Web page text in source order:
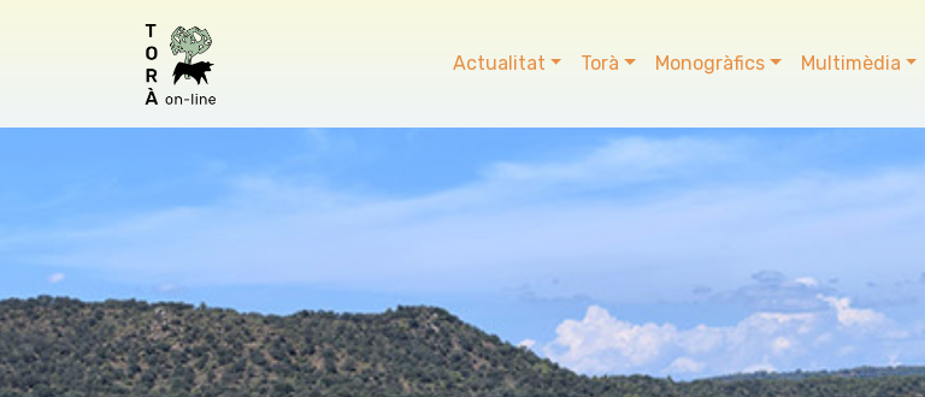
Actualitat Torà Monogràfics Multimèdia